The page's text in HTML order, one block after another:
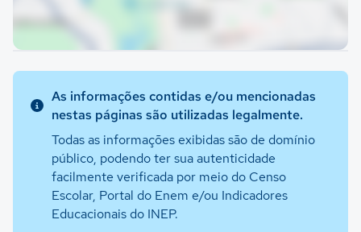
As informações contidas e/ou mencionadas
nestas páginas são utilizadas legalmente.
Todas as informações exibidas são de domínio
público, podendo ter sua autenticidade
facilmente verificada por meio do Censo
Escolar, Portal do Enem e/ou Indicadores
Educacionais do INEP.